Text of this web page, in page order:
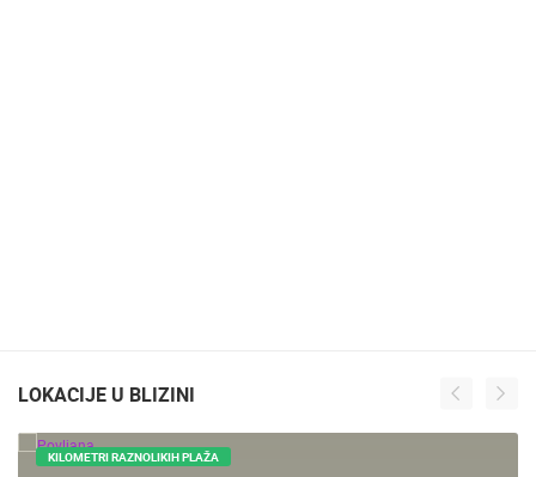
LOKACIJE U BLIZINI
KILOMETRI RAZNOLIKIH PLAŽA